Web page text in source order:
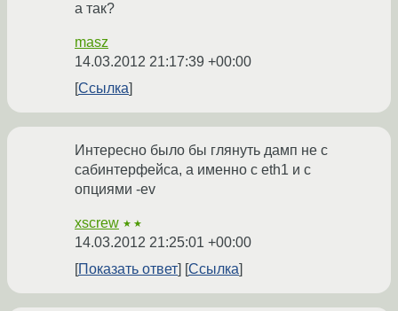
а так?
masz
14.03.2012 21:17:39 +00:00
Ссылка
Интересно было бы глянуть дамп не с
сабинтерфейса, а именно с eth1 и с
опциями -ev
xscrew ★★
14.03.2012 21:25:01 +00:00
Показать ответ
Ссылка